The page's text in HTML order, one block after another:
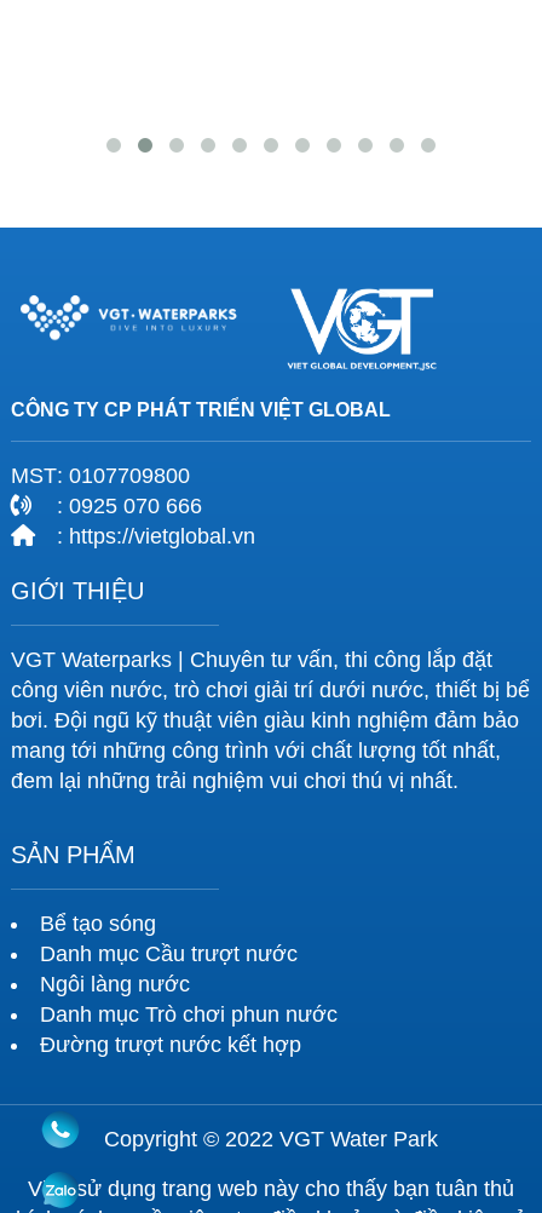
CÔNG TY CP PHÁT TRIỂN VIỆT GLOBAL
MST: 0107709800
: 0925 070 666
: https://vietglobal.vn
GIỚI THIỆU
VGT Waterparks | Chuyên tư vấn, thi công lắp đặt
công viên nước, trò chơi giải trí dưới nước, thiết bị bể
bơi. Đội ngũ kỹ thuật viên giàu kinh nghiệm đảm bảo
mang tới những công trình với chất lượng tốt nhất,
đem lại những trải nghiệm vui chơi thú vị nhất.
SẢN PHẨM
Bể tạo sóng
Danh mục Cầu trượt nước
Ngôi làng nước
Danh mục Trò chơi phun nước
Đường trượt nước kết hợp
Copyright © 2022 VGT Water Park
Việc sử dụng trang web này cho thấy bạn tuân thủ